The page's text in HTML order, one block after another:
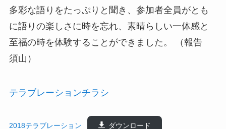
多彩な語りをたっぷりと聞き、参加者全員がとも
に語りの楽しさに時を忘れ、素晴らしい一体感と
至福の時を体験することができました。 （報告
須山）
テラブレーションチラシ
2018テラブレーション ダウンロード